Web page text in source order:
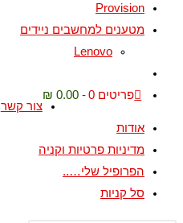
Provision
מטענים למחשבים ניידים
Lenovo
פריטים 0
0.00 ₪
צור קשר
אודות
מדיניות פרטיות וקניה
הפרופיל שלי…..
סל קניות